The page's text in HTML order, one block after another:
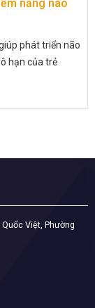
năng não
phát triển não
hạn của trẻ
Việt, Phường